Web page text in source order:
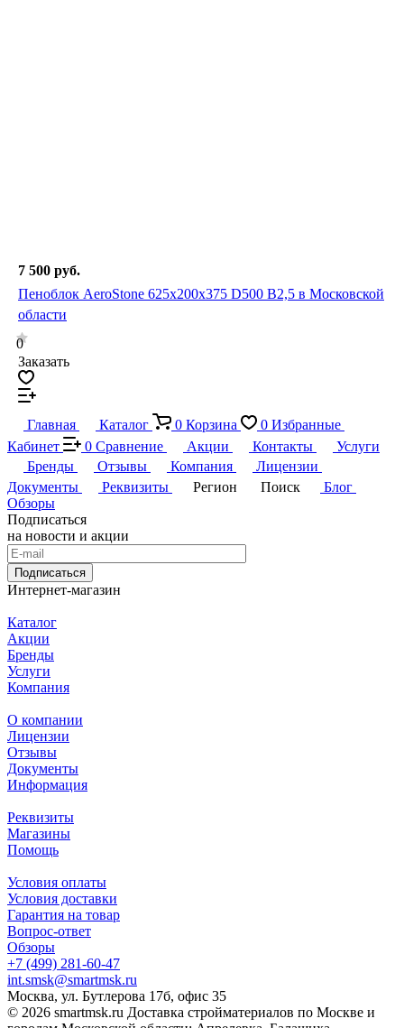
7 500 руб.
Пеноблок AeroStone 625х200х375 D500 В2,5 в Московской
области
0
Заказать
Главная Каталог 0 Корзина 0 Избранные
Кабинет
0 Сравнение Акции Контакты
Услуги
Бренды
Отзывы Компания
Лицензии
Документы
Реквизиты Регион Поиск
Блог
Обзоры
Подписаться
на новости и акции
Подписаться
Интернет-магазин
Каталог
Акции
Бренды
Услуги
Компания
О компании
Лицензии
Отзывы
Документы
Информация
Реквизиты
Магазины
Помощь
Условия оплаты
Условия доставки
Гарантия на товар
Вопрос-ответ
Обзоры
+7 (499) 281-60-47
int.smsk@smartmsk.ru
Москва, ул. Бутлерова 17б, офис 35
© 2026 smartmsk.ru Доставка стройматериалов по Москве и